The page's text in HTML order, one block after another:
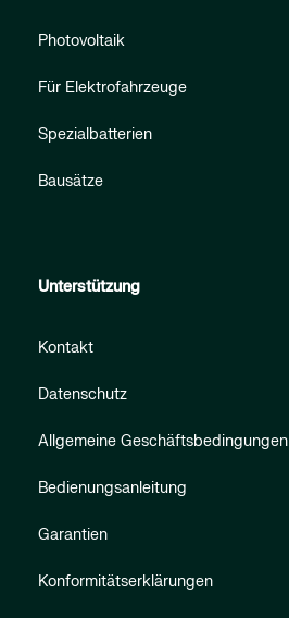
Photovoltaik
Für Elektrofahrzeuge
Spezialbatterien
Bausätze
Unterstützung
Kontakt
Datenschutz
Allgemeine Geschäftsbedingungen
Bedienungsanleitung
Garantien
Konformitätserklärungen